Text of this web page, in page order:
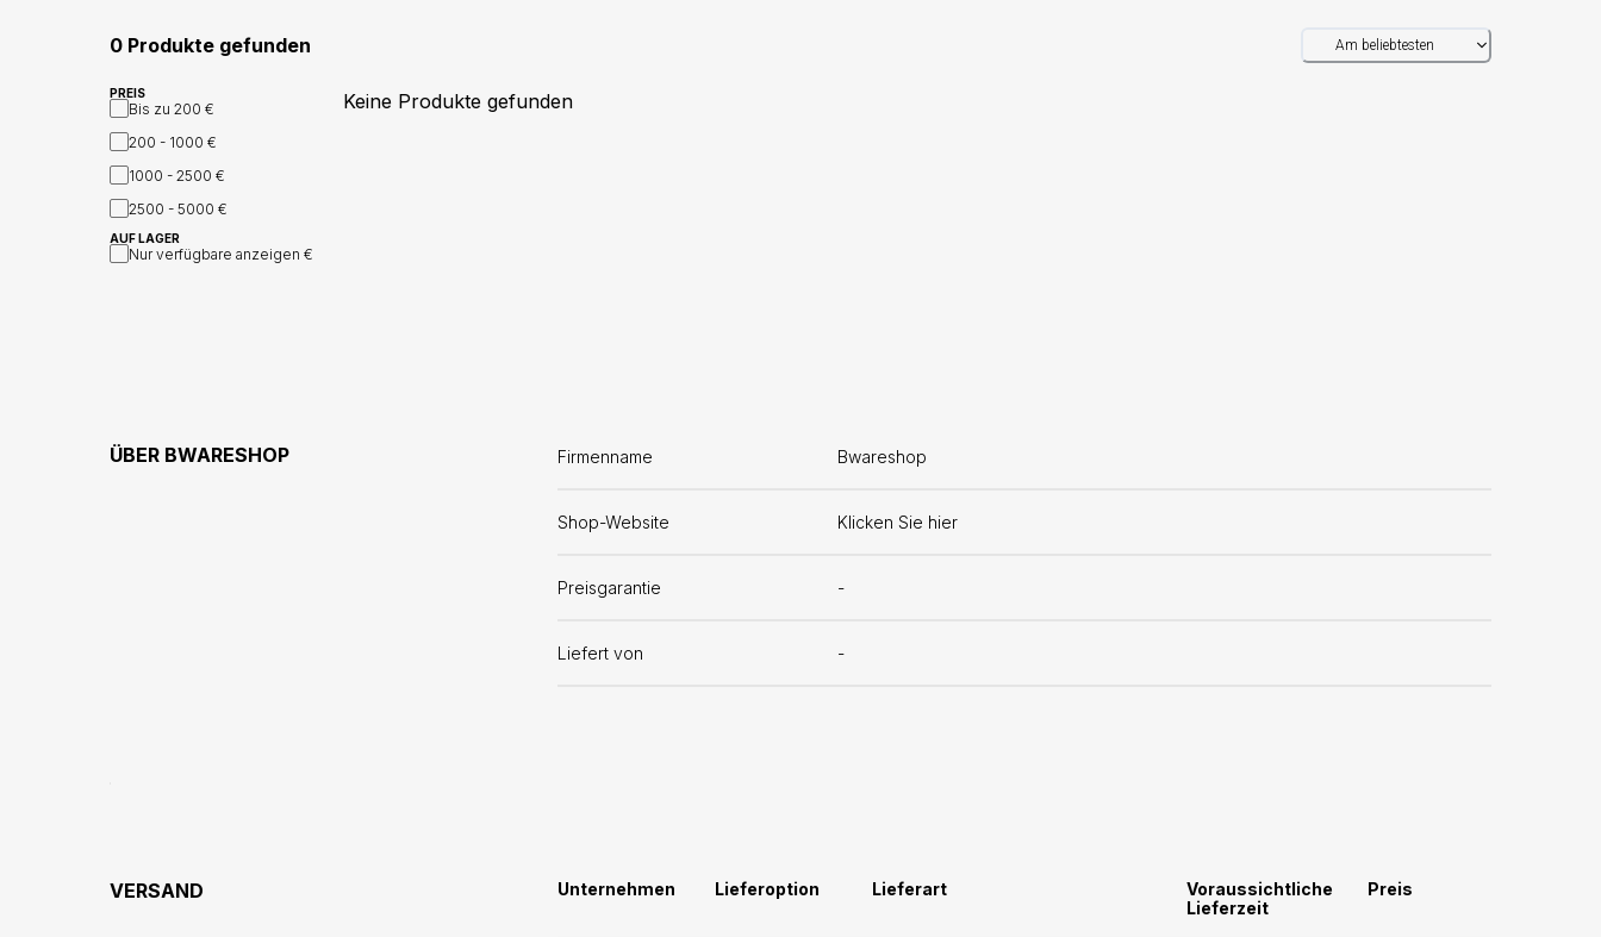
0 Produkte gefunden Am beliebtesten
PREIS
Bis zu 200 €
200 - 1000 €
1000 - 2500 €
2500 - 5000 €
AUF LAGER
Nur verfügbare anzeigen €
Keine Produkte gefunden
ÜBER BWARESHOP Firmenname Bwareshop
Shop-Website Klicken Sie hier
Preisgarantie -
Liefert von -
VERSAND Unternehmen Lieferoption Lieferart
Voraussichtliche
Lieferzeit
Preis